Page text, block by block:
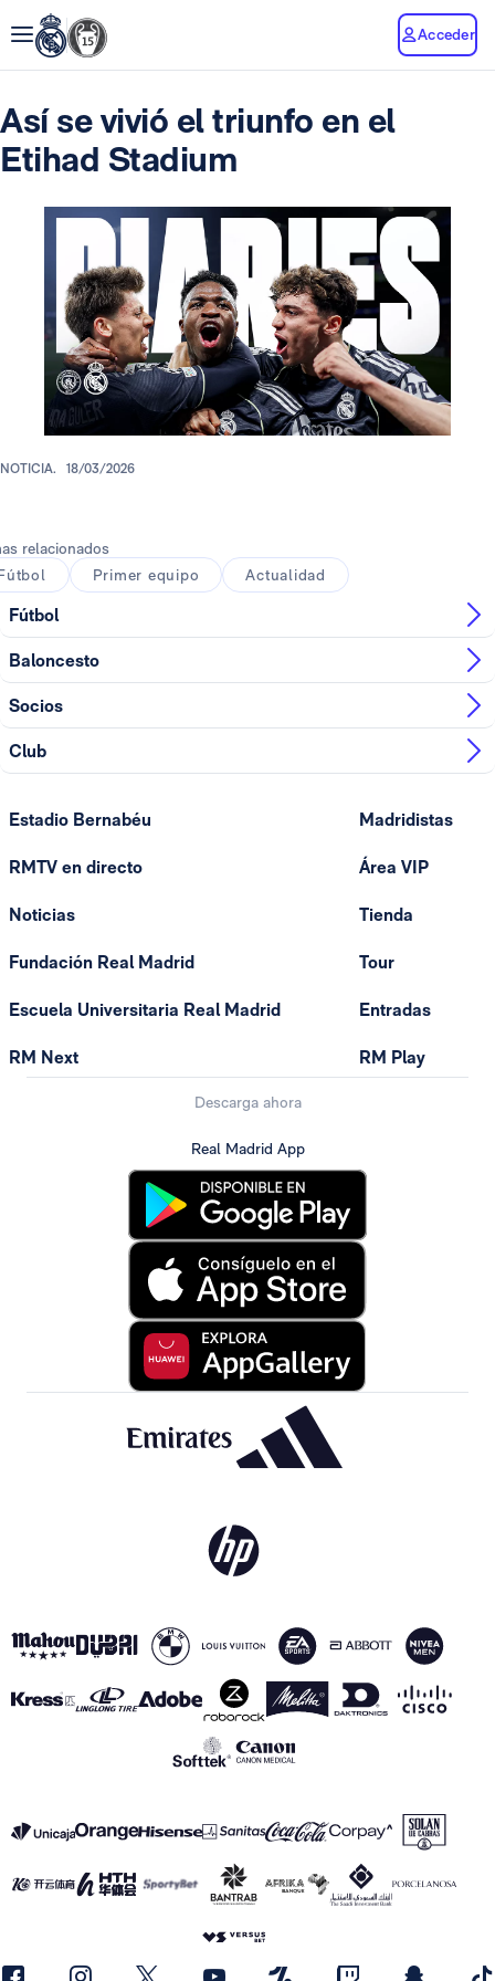
Acceder
Así se vivió el triunfo en el
Etihad Stadium
NOTICIA. 18/03/2026
relacionados
Primer equipo Actualidad
Fútbol
Baloncesto
Socios
Club
Estadio Bernabéu
RMTV en directo
Noticias
Fundación Real Madrid
Escuela Universitaria Real Madrid
RM Next
Madridistas
Área VIP
Tienda
Tour
Entradas
RM Play
Descarga ahora
Real Madrid App